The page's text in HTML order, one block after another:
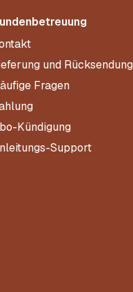
und Rücksendung
Fragen
Kündigung
Support